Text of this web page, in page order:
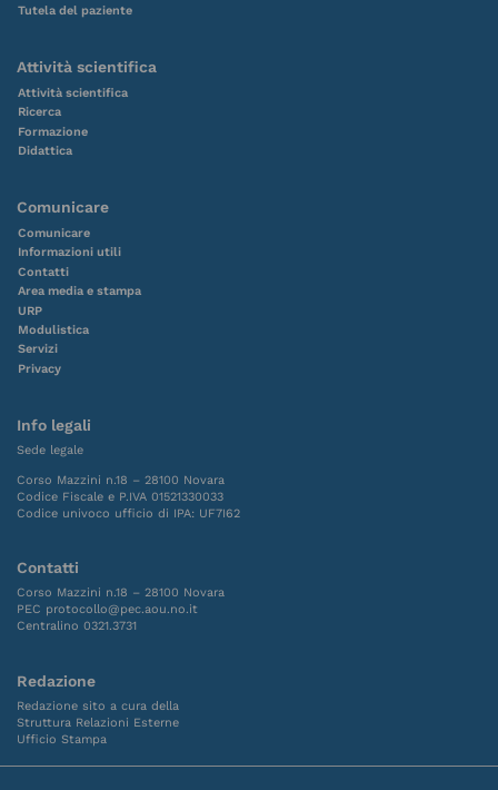
Tutela del paziente
Attività scientifica
Attività scientifica
Ricerca
Formazione
Didattica
Comunicare
Comunicare
Informazioni utili
Contatti
Area media e stampa
URP
Modulistica
Servizi
Privacy
Info legali
Sede legale
Corso Mazzini n.18 – 28100 Novara
Codice Fiscale e P.IVA 01521330033
Codice univoco ufficio di IPA: UF7I62
Contatti
Corso Mazzini n.18 – 28100 Novara
PEC protocollo@pec.aou.no.it
Centralino 0321.3731
Redazione
Redazione sito a cura della
Struttura Relazioni Esterne
Ufficio Stampa